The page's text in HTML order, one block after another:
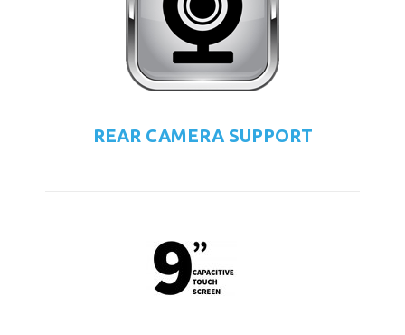
REAR CAMERA SUPPORT